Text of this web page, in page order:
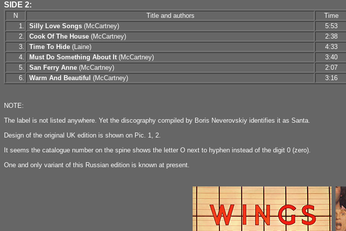
SIDE 2:
N Title and authors Time
1.
Silly Love Songs (McCartney) 5:53
2. Cook Of The House (McCartney)
2:38
3.
Time To Hide (Laine)
4:33
4.
Must Do Something About It (McCartney)
3:40
5.
San Ferry Anne (McCartney)
2:07
6.
Warm And Beautiful (McCartney) 3:16
NOTE:
The label is not listed anywhere. Yet the discography compiled by Boris Neverovskiy identifies it as Santa.
Design of the original UK edition is shown on Pic. 1, 2.
It seems the catalogue number on the spine shows the letter O next to hyphen instead of the digit 0 (zero).
One and only variant of this Russian edition is known at present.